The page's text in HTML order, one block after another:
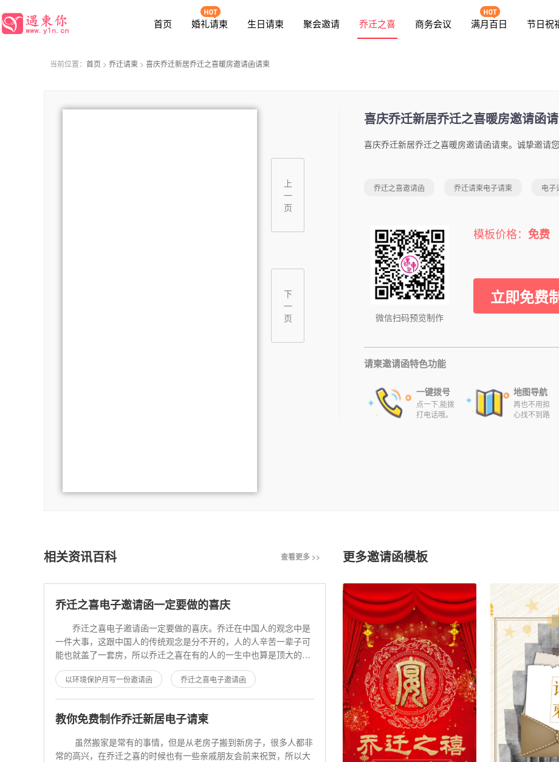
首页 婚礼请柬 生日请柬 聚会邀请 乔迁之喜 商务会议 满月百日 节日祝
当前位置： 首页 > 乔迁请柬 > 喜庆乔迁新居乔迁之喜暖房邀请函请柬
上
一
页
下
一
页
喜庆乔迁新居乔迁之喜暖房邀请函
乔迁之喜邀请函 乔迁请柬电子请柬 电子
微信扫码预览制作
模板价格：免费
立即免费
请柬邀请函特色功能
一键拨号
点一下,能拨
打电话哦。
地图导航
再也不用担
心找不到路
相关资讯百科 查看更多 >>
乔迁之喜电子邀请函一定要做的喜庆
乔迁之喜电子邀请函一定要做的喜庆。乔迁在中国人的观念中是
一件大事，这跟中国人的传统观念是分不开的，人的人辛苦一辈子可
能也就盖了一套房，所以乔迁之喜在有的人的一生中也算是顶大的事
情了，如果不是很讲究
以环境保护月写一份邀请函 乔迁之喜电子邀请函
教你免费制作乔迁新居电子请柬
虽然搬家是常有的事情，但是从老房子搬到新房子，很多人都非
常的高兴，在乔迁之喜的时候也有一些亲戚朋友会前来祝贺，所以大
更多邀请函模板